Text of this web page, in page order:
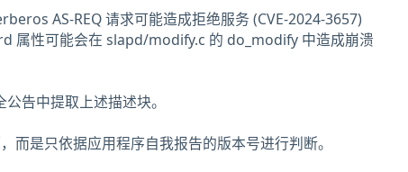
AS-REQ 请求可能造成拒绝服务 (CVE-2024-3657)
属性可能会在 slapd/modify.c 的 do_modify 中造成崩溃
告中提取上述描述块。
而是只依据应用程序自我报告的版本号进行判断。